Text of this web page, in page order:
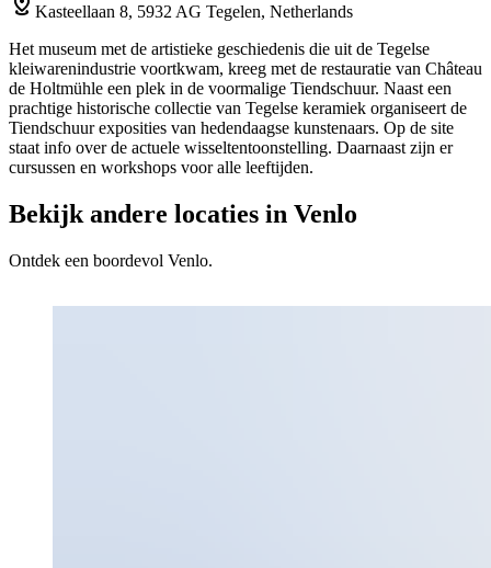
Kasteellaan 8, 5932 AG Tegelen, Netherlands
Het museum met de artistieke geschiedenis die uit de Tegelse
kleiwarenindustrie voortkwam, kreeg met de restauratie van Château
de Holtmühle een plek in de voormalige Tiendschuur. Naast een
prachtige historische collectie van Tegelse keramiek organiseert de
Tiendschuur exposities van hedendaagse kunstenaars. Op de site
staat info over de actuele wisseltentoonstelling. Daarnaast zijn er
cursussen en workshops voor alle leeftijden.
Bekijk andere locaties in Venlo
Ontdek een boordevol Venlo.